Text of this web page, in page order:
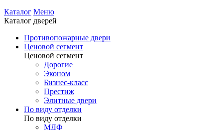
Каталог Меню
Каталог дверей
Противопожарные двери
Ценовой сегмент
Ценовой сегмент
Дорогие
Эконом
Бизнес-класс
Престиж
Элитные двери
По виду отделки
По виду отделки
МДФ